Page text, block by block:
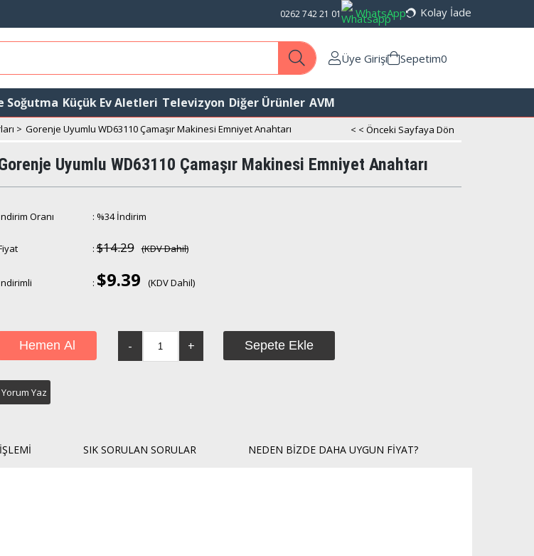
0262 742 21 01 WhatsApp Kolay İade
Üye Girişi Sepetim0
Soğutma Küçük Ev Aletleri Televizyon Diğer Ürünler AVM
> Gorenje Uyumlu WD63110 Çamaşır Makinesi Emniyet Anahtarı < < Önceki Sayfaya Dön
Uyumlu WD63110 Çamaşır Makinesi Emniyet Anahtarı
Oranı : %34İndirim
:$14.29 (KDV Dahil)
: $9.39 (KDV Dahil)
Yorum Yaz
SIK SORULAN SORULAR NEDEN BIZDE DAHA UYGUN FIYAT?